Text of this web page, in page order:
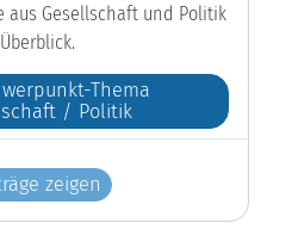
Gesellschaft und Politik
Thema
/ Politik
zeigen